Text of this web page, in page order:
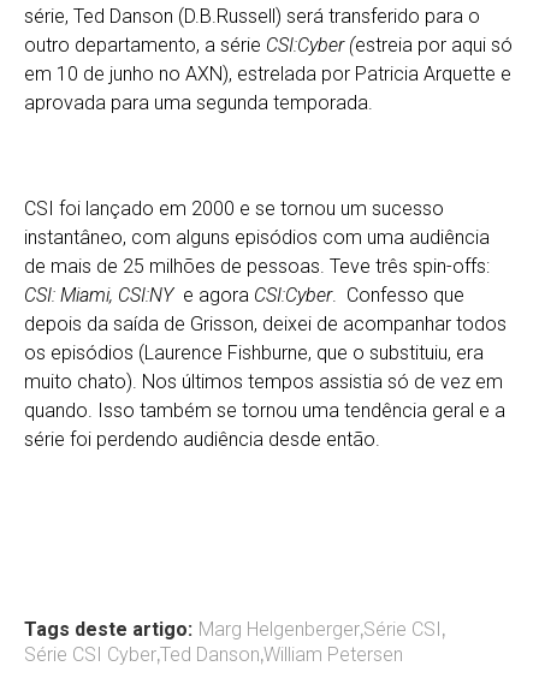
série, Ted Danson (D.B.Russell) será transferido para o
outro departamento, a série CSI:Cyber (estreia por aqui só
em 10 de junho no AXN), estrelada por Patricia Arquette e
aprovada para uma segunda temporada.
CSI foi lançado em 2000 e se tornou um sucesso
instantâneo, com alguns episódios com uma audiência
de mais de 25 milhões de pessoas. Teve três spin-offs:
CSI: Miami, CSI:NYe agora CSI:Cyber. Confesso que
depois da saída de Grisson, deixei de acompanhar todos
os episódios (Laurence Fishburne, que o substituiu, era
muito chato). Nos últimos tempos assistia só de vez em
quando. Isso também se tornou uma tendência geral e a
série foi perdendo audiência desde então.
Tags deste artigo: Marg Helgenberger,Série CSI,
Série CSI Cyber,Ted Danson,William Petersen